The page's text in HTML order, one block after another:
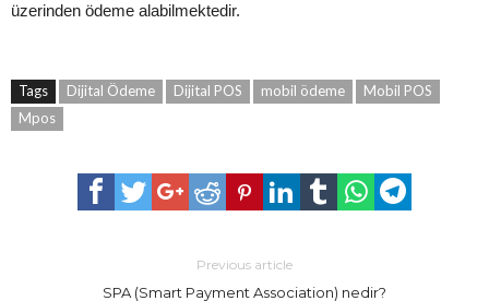
üzerinden ödeme alabilmektedir.
Tags Dijital Ödeme Dijital POS mobil ödeme
Mobil POS
Mpos
Previous article
SPA (Smart Payment Association) nedir?